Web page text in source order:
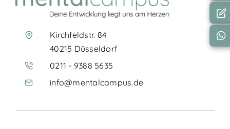
Kirchfeldstr. 84
40215 Düsseldorf
0211 - 9388 5635
info@mentalcampus.de